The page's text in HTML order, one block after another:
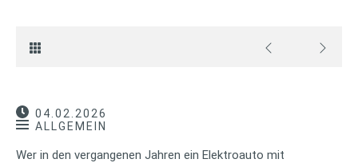
04.02.2026
ALLGEMEIN
Wer in den vergangenen Jahren ein Elektroauto mit